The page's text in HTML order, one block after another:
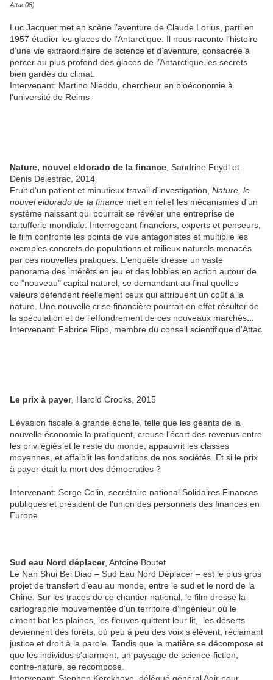
Attac08)
Luc Jacquet met en scène l’aventure de Claude Lorius, parti en
1957 étudier les glaces de l’Antarctique. Il nous raconte l’histoire
d’une vie extraordinaire de science et d’aventure, consacrée à
percer au plus profond des glaces de l’Antarctique les secrets
bien gardés du climat.
Intervenant: Martino Nieddu, chercheur en bioéconomie à
l'université de Reims
Nature, nouvel eldorado de la finance , Sandrine Feydl et
Denis Delestrac, 2014
Fruit d'un patient et minutieux travail d'investigation, Nature, le
nouvel eldorado de la finance met en relief les mécanismes d'un
système naissant qui pourrait se révéler une entreprise de
tartufferie mondiale. Interrogeant financiers, experts et penseurs,
le film confronte les points de vue antagonistes et multiplie les
exemples concrets de populations et milieux naturels menacés
par ces nouvelles pratiques. L'enquête dresse un vaste
panorama des intérêts en jeu et des lobbies en action autour de
ce "nouveau" capital naturel, se demandant au final quelles
valeurs défendent réellement ceux qui attribuent un coût à la
nature. Une nouvelle crise financière pourrait en effet résulter de
la spéculation et de l'effondrement de ces nouveaux marchés...
Intervenant: Fabrice Flipo, membre du conseil scientifique d'Attac
Le prix à payer, Harold Crooks, 2015
L’évasion fiscale à grande échelle, telle que les géants de la
nouvelle économie la pratiquent, creuse l’écart des revenus entre
les privilégiés et le reste du monde, appauvrit les classes
moyennes, et affaiblit les fondations de nos sociétés. Et si le prix
à payer était la mort des démocraties ?
Intervenant: Serge Colin, secrétaire national Solidaires Finances
publiques et président de l'union des personnels des finances en
Europe
Sud eau Nord déplacer, Antoine Boutet
Le Nan Shui Bei Diao – Sud Eau Nord Déplacer – est le plus gros
projet de transfert d’eau au monde, entre le sud et le nord de la
Chine. Sur les traces de ce chantier national, le film dresse la
cartographie mouvementée d’un territoire d’ingénieur où le
ciment bat les plaines, les fleuves quittent leur lit, les déserts
deviennent des forêts, où peu à peu des voix s’élèvent, réclamant
justice et droit à la parole. Tandis que la matière se décompose et
que les individus s’alarment, un paysage de science-fiction,
contre-nature, se recompose.